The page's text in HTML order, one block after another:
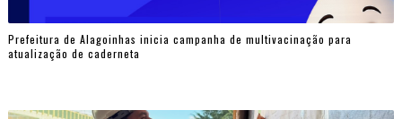
Prefeitura de Alagoinhas inicia campanha de multivacinação para
atualização de caderneta